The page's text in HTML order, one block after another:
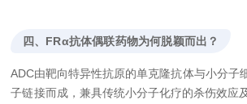
四、FRα抗体偶联药物为何脱颖而出？
ADC由靶向特异性抗原的单克隆抗体与小分子
子链接而成，兼具传统小分子化疗的杀伤效应